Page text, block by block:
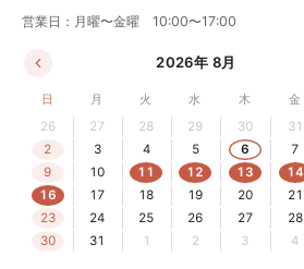
営業日：月曜〜金曜 10:00〜17:00
2026年 8月
日 月 火 水 木 金
26
27 28 29 30 31
2
3 4 5 6 7
9
10 11 12 13 14
16
17 18 19 20 21
23
24 25 26 27 28
30
31 1 2 3 4